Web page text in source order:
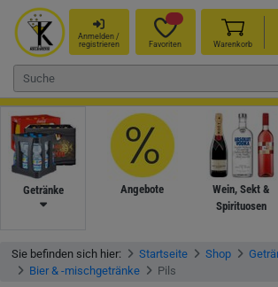
Anmelden /
registrieren
Favoriten Warenkorb
Getränke Angebote
Wein, Sekt &
Spirituosen
Sie befinden sich hier: Startseite Shop
Bier & -mischgetränke
Pils